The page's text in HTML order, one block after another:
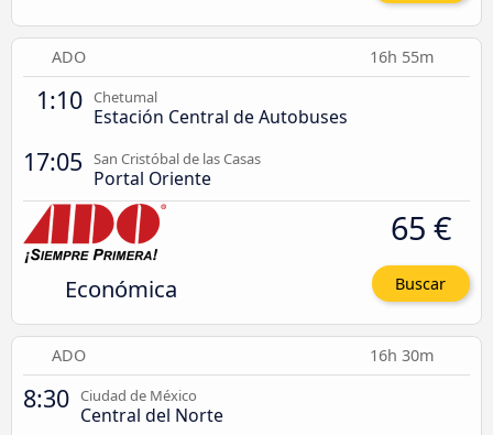
ADO 16h 55m
1:10 Chetumal
Estación Central de Autobuses
17:05 San Cristóbal de las Casas
Portal Oriente
Económica
65 €
Buscar
ADO 16h 30m
8:30 Ciudad de México
Central del Norte